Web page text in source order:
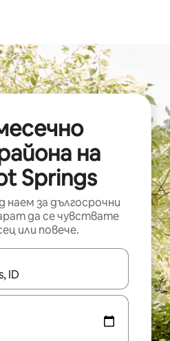
на
Springs
за дългосрочни
да се чувствате
или повече.
покажат, използвайте